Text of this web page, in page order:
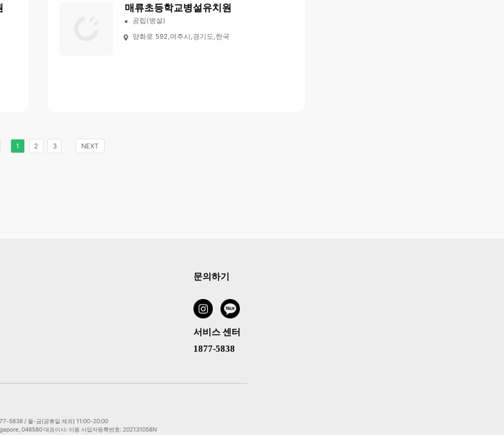
매류초등학교병설유치원
공립(병설)
양화로 592,여주시,경기도,한국
1 2 3 NEXT
문의하기
서비스 센터
1877-5838
5838 / 월-금(공휴일 제외) 11:00-20:00
048580 대표이사: 이용 사업자등록번호: 202131058N